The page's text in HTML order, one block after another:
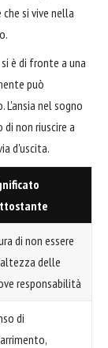
si vive nella
è di fronte a una
può
nel sogno
non riuscire a
d'uscita.
di non essere
delle
responsabilità
di